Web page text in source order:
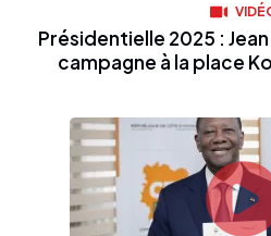
Présidentielle 2025 :
campagne à la place